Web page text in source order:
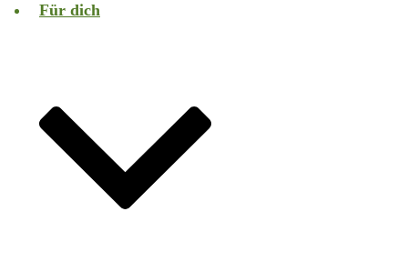
Für dich